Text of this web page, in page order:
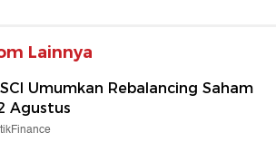
Lainnya
Umumkan Rebalancing Saham
Agustus